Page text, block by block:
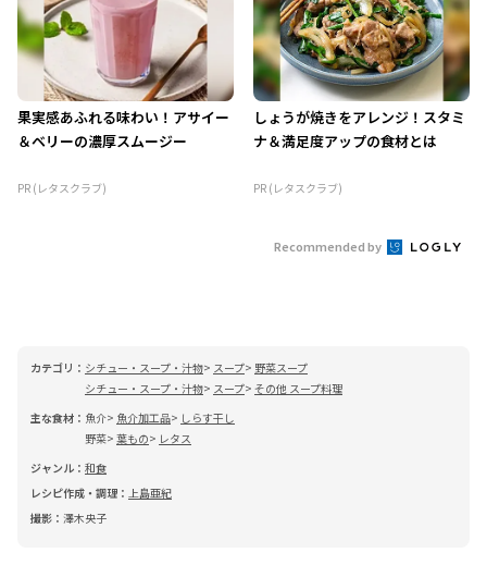
果実感あふれる味わい！アサイー
＆ベリーの濃厚スムージー
PR (レタスクラブ)
しょうが焼きをアレンジ！スタミ
ナ＆満足度アップの食材とは
PR (レタスクラブ)
Recommended by
カテゴリ： シチュー・スープ・汁物 スープ
野菜スープ
シチュー・スープ・汁物
スープ その他 スープ料理
主な食材： 魚介 魚介加工品
しらす干し
野菜 葉もの
レタス
ジャンル： 和食
レシピ作成・調理： 上島亜紀
撮影： 澤木央子